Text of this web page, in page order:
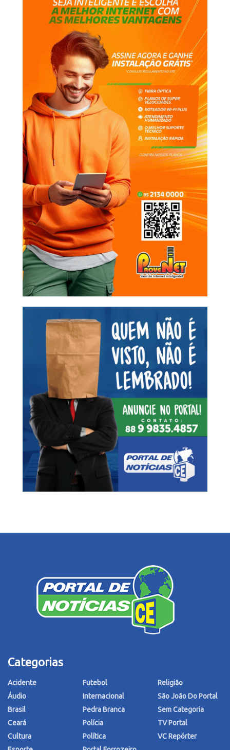
Categorias
Acidente
Áudio
Brasil
Ceará
Cultura
Futebol
Internacional
Pedra Branca
Polícia
Política
Religião
São João Do Portal
Sem Categoria
TV Portal
VC Repórter